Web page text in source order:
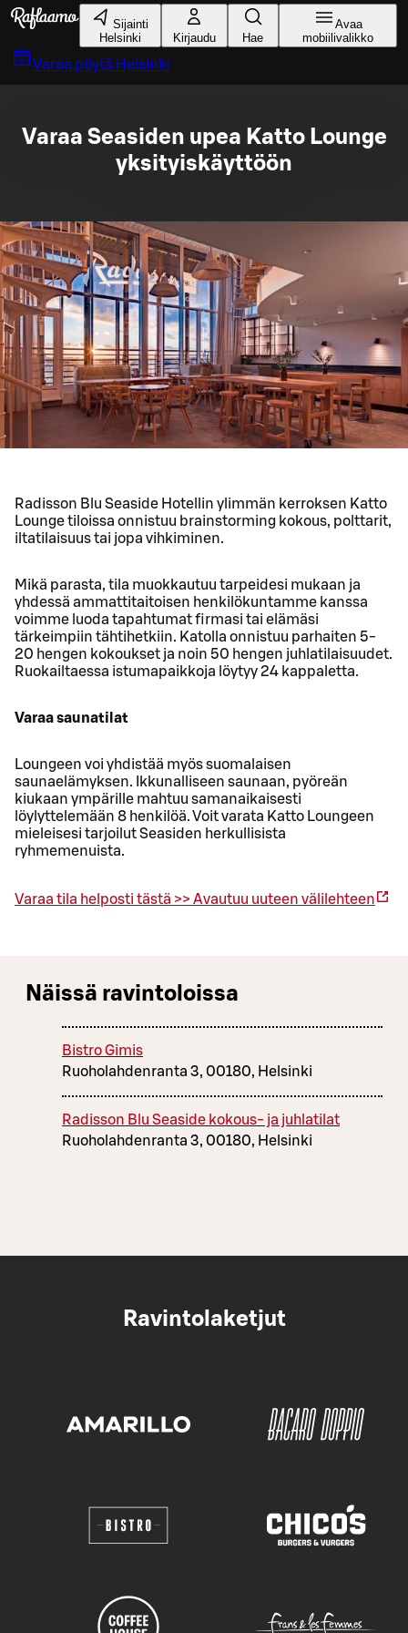
Siirry pääsisältöön
Sijainti
Helsinki
Kirjaudu Hae
Avaa
mobiilivalikko
Varaa pöytä Helsinki
Varaa Seasiden upea Katto Lounge
yksityiskäyttöön
Radisson Blu Seaside Hotellin ylimmän kerroksen Katto
Lounge tiloissa onnistuu brainstorming kokous, polttarit,
iltatilaisuus tai jopa vihkiminen.
Mikä parasta, tila muokkautuu tarpeidesi mukaan ja
yhdessä ammattitaitoisen henkilökuntamme kanssa
voimme luoda tapahtumat firmasi tai elämäsi
tärkeimpiin tähtihetkiin. Katolla onnistuu parhaiten 5-
20 hengen kokoukset ja noin 50 hengen juhlatilaisuudet.
Ruokailtaessa istumapaikkoja löytyy 24 kappaletta.
Varaa saunatilat
Loungeen voi yhdistää myös suomalaisen
saunaelämyksen. Ikkunalliseen saunaan, pyöreän
kiukaan ympärille mahtuu samanaikaisesti
löylyttelemään 8 henkilöä. Voit varata Katto Loungeen
mieleisesi tarjoilut Seasiden herkullisista
ryhmemenuista.
Varaa tila helposti tästä >>Avautuu uuteen välilehteen
Näissä ravintoloissa
Bistro Gimis
Ruoholahdenranta 3, 00180, Helsinki
Radisson Blu Seaside kokous- ja juhlatilat
Ruoholahdenranta 3, 00180, Helsinki
Ravintolaketjut